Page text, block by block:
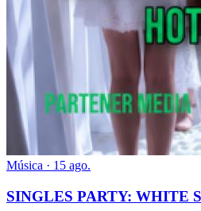
Música · 15 ago.
SINGLES PARTY: WHITE